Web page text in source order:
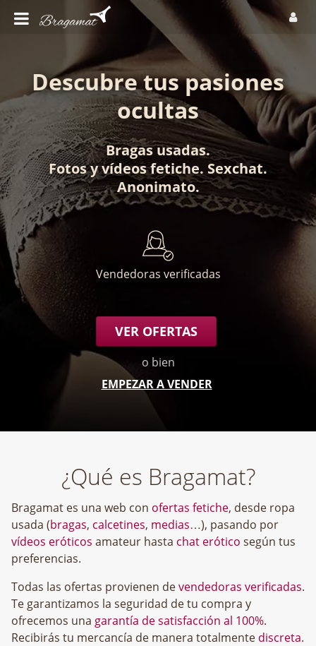
Descubre tus pasiones
ocultas
Bragas usadas.
Fotosyvídeos fetiche. Sexchat.
Anonimato.
Vendedoras verificadas
VER OFERTAS
o bien
EMPEZAR A VENDER
¿Qué es Bragamat?
Bragamat es una web con ofertas fetiche, desde ropa
usada (bragas, calcetines, medias…), pasando por
vídeos eróticos amateur hasta chat erótico según tus
preferencias.
Todas las ofertas provienen devendedoras verificadas.
Te garantizamos la seguridad de tu compra y
ofrecemos una garantía de satisfacción al 100%.
Recibirás tu mercancía de manera totalmente discreta.